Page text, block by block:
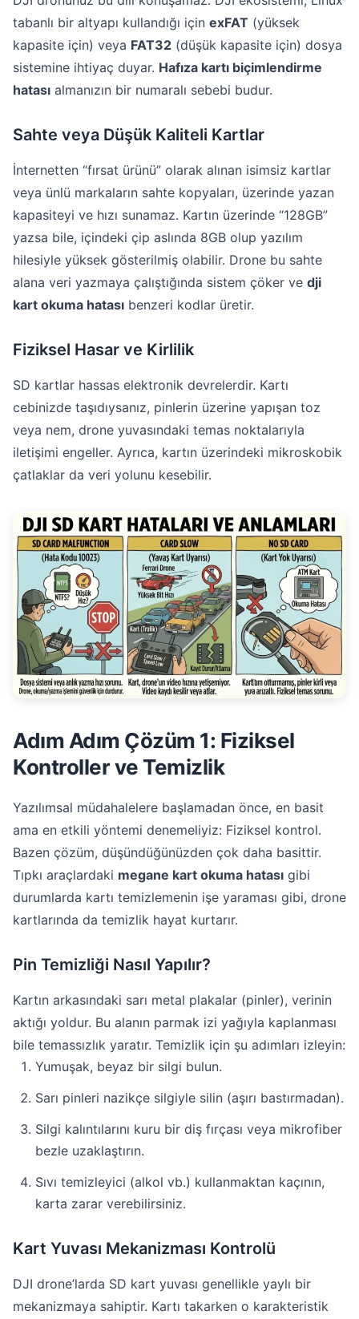
tabanlı bir altyapı kullandığı için exFAT (yüksek
kapasite için) veya FAT32 (düşük kapasite için) dosya
sistemine ihtiyaç duyar. Hafıza kartı biçimlendirme
hatası almanızın bir numaralı sebebi budur.
Sahte veya Düşük Kaliteli Kartlar
İnternetten “fırsat ürünü” olarak alınan isimsiz kartlar
veya ünlü markaların sahte kopyaları, üzerinde yazan
kapasiteyi ve hızı sunamaz. Kartın üzerinde “128GB”
yazsa bile, içindeki çip aslında 8GB olup yazılım
hilesiyle yüksek gösterilmiş olabilir. Drone bu sahte
alana veri yazmaya çalıştığında sistem çöker ve dji
kart okuma hatası benzeri kodlar üretir.
Fiziksel Hasar ve Kirlilik
SD kartlar hassas elektronik devrelerdir. Kartı
cebinizde taşıdıysanız, pinlerin üzerine yapışan toz
veya nem, drone yuvasındaki temas noktalarıyla
iletişimi engeller. Ayrıca, kartın üzerindeki mikroskobik
çatlaklar da veri yolunu kesebilir.
Adım Adım Çözüm 1: Fiziksel
Kontroller ve Temizlik
Yazılımsal müdahalelere başlamadan önce, en basit
ama en etkili yöntemi denemeliyiz: Fiziksel kontrol.
Bazen çözüm, düşündüğünüzden çok daha basittir.
Tıpkı araçlardaki megane kart okuma hatası gibi
durumlarda kartı temizlemenin işe yaraması gibi, drone
kartlarında da temizlik hayat kurtarır.
Pin Temizliği Nasıl Yapılır?
Kartın arkasındaki sarı metal plakalar (pinler), verinin
aktığı yoldur. Bu alanın parmak izi yağıyla kaplanması
bile temassızlık yaratır. Temizlik için şu adımları izleyin:
Yumuşak, beyaz bir silgi bulun.
Sarı pinleri nazikçe silgiyle silin (aşırı bastırmadan).
Silgi kalıntılarını kuru bir diş fırçası veya mikrofiber
bezle uzaklaştırın.
Sıvı temizleyici (alkol vb.) kullanmaktan kaçının,
karta zarar verebilirsiniz.
Kart Yuvası Mekanizması Kontrolü
DJI drone’larda SD kart yuvası genellikle yaylı bir
mekanizmaya sahiptir. Kartı takarken o karakteristik